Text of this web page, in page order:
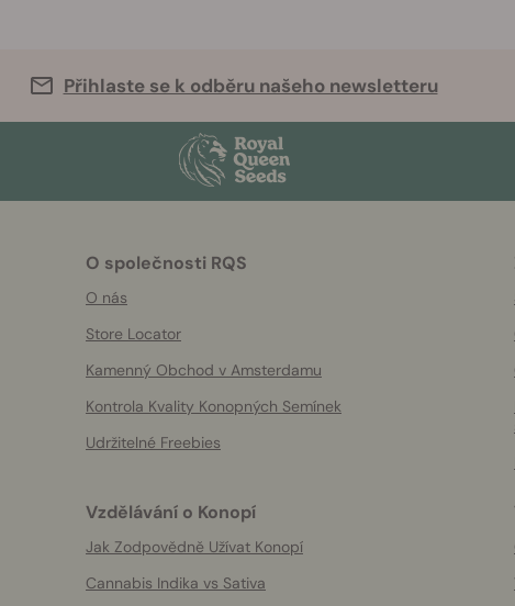
Přihlaste se k odběru našeho newsletteru
O společnosti RQS
O nás
Store Locator
Kamenný Obchod v Amsterdamu
Kontrola Kvality Konopných Semínek
Udržitelné Freebies
Vzdělávání o Konopí
Jak Zodpovědně Užívat Konopí
Cannabis Indika vs Sativa